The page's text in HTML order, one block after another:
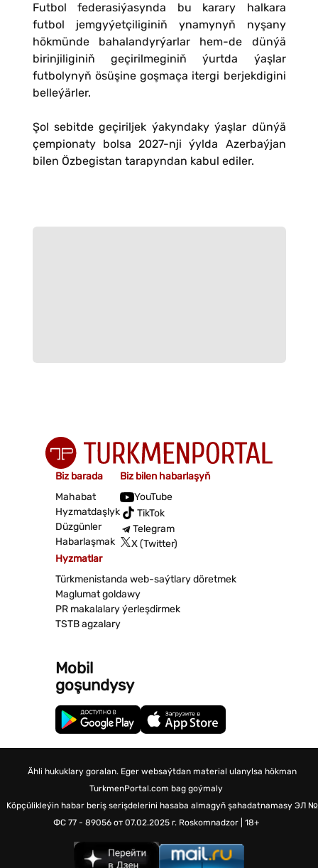
Futbol federasiýasynda bu karary halkara
futbol jemgyýetçiliginiň ynamynyň nyşany
hökmünde bahalandyrýarlar hem-de dünýä
birinjiliginiň geçirilmeginiň ýurtda ýaşlar
futbolynyň ösüşine goşmaça itergi berjekdigini
belleýärler.
Şol sebitde geçiriljek ýakyndaky ýaşlar dünýä
çempionaty bolsa 2027-nji ýylda Azerbaýjan
bilen Özbegistan tarapyndan kabul ediler.
Biz barada
Mahabat
Hyzmatdaşlyk
Düzgünler
Habarlaşmak
Biz bilen habarlaşyň
YouTube
TikTok
Telegram
X (Twitter)
Hyzmatlar
Türkmenistanda web-saýtlary döretmek
Maglumat goldawy
PR makalalary ýerleşdirmek
TSTB agzalary
Mobil
goşundysy
Ähli hukuklary goralan. Eger websaýtdan material ulanylsa hökman
TurkmenPortal.com bag goýmaly
Köpçülikleýin habar beriş serişdelerini hasaba almagyň şahadatnamasy ЭЛ №
ФС 77 - 89056 от 07.02.2025 г. Roskomnadzor | 18+